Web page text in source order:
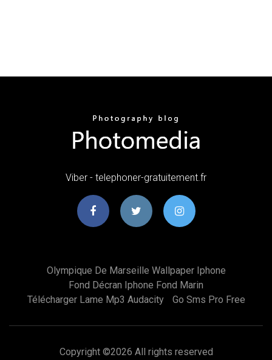
Viber - telephoner-gratuitement.fr
Olympique De Marseille Wallpaper Iphone
Fond Décran Iphone Fond Marin
Télécharger Lame Mp3 Audacity
Go Sms Pro Free
Copyright ©2026 All rights reserved